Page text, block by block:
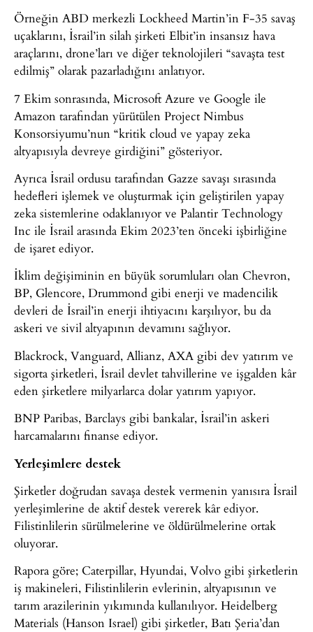
Örneğin ABD merkezli Lockheed Martin’in F-35 savaş
uçaklarını, İsrail’in silah şirketi Elbit’in insansız hava
araçlarını, drone’ları ve diğer teknolojileri “savaşta test
edilmiş” olarak pazarladığını anlatıyor.
7 Ekim sonrasında, Microsoft Azure ve Google ile
Amazon tarafından yürütülen Project Nimbus
Konsorsiyumu’nun “kritik cloud ve yapay zeka
altyapısıyla devreye girdiğini” gösteriyor.
Ayrıca İsrail ordusu tarafından Gazze savaşı sırasında
hedefleri işlemek ve oluşturmak için geliştirilen yapay
zeka sistemlerine odaklanıyor ve Palantir Technology
Inc ile İsrail arasında Ekim 2023’ten önceki işbirliğine
de işaret ediyor.
İklim değişiminin en büyük sorumluları olan Chevron,
BP, Glencore, Drummond gibi enerji ve madencilik
devleri de İsrail’in enerji ihtiyacını karşılıyor, bu da
askeri ve sivil altyapının devamını sağlıyor.
Blackrock, Vanguard, Allianz, AXA gibi dev yatırım ve
sigorta şirketleri, İsrail devlet tahvillerine ve işgalden kâr
eden şirketlere milyarlarca dolar yatırım yapıyor.
BNP Paribas, Barclays gibi bankalar, İsrail’in askeri
harcamalarını finanse ediyor.
Yerleşimlere destek
Şirketler doğrudan savaşa destek vermenin yanısıra İsrail
yerleşimlerine de aktif destek vererek kâr ediyor.
Filistinlilerin sürülmelerine ve öldürülmelerine ortak
oluyorar.
Rapora göre; Caterpillar, Hyundai, Volvo gibi şirketlerin
iş makineleri, Filistinlilerin evlerinin, altyapısının ve
tarım arazilerinin yıkımında kullanılıyor. Heidelberg
Materials (Hanson Israel) gibi şirketler, Batı Şeria’dan